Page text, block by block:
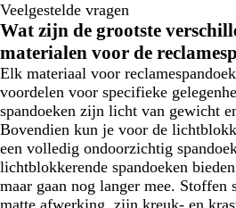
Veelgestelde vragen
Wat zijn de grootste
materialen voor de
Elk materiaal voor
voordelen voor specifieke
spandoeken zijn licht van gewicht
Bovendien kun je voor de
een volledig ondoorzichtig
lichtblokkerende spandoeken
maar gaan nog langer mee. Stoffen